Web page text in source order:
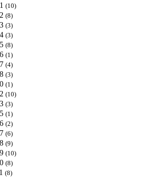
(10)
(8)
(3)
(3)
(8)
(1)
(4)
(3)
(1)
(10)
(3)
(1)
(2)
(6)
(9)
(10)
(8)
(8)